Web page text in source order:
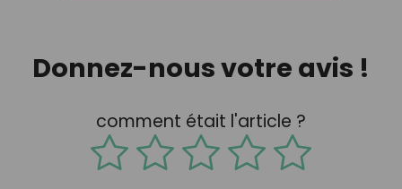
Donnez-nous votre avis !
comment était l'article ?